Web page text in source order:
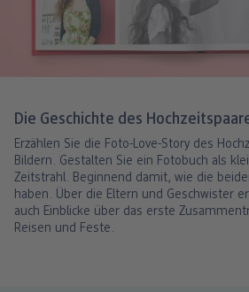
Die Geschichte des
Erzählen Sie die Foto-Love-Story des
Bildern. Gestalten Sie ein Fotobuch als
Zeitstrahl. Beginnend damit, wie die
haben. Über die Eltern und Geschwister
auch Einblicke über das erste
Reisen und Feste.